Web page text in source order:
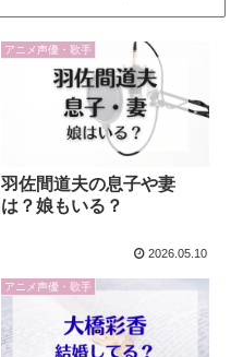
アニメ声優・歌手
羽佐間道夫の息子や妻
は？娘もいる？
2026.05.10
アニメ声優・歌手